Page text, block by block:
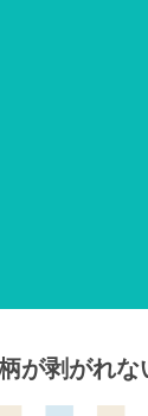
が剥がれな